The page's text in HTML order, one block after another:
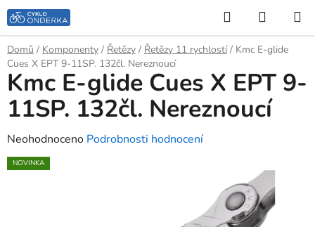
Přejít
na
obsah
Hledat
KOŠÍK
Domů / Komponenty / Řetězy / Řetězy 11 rychlostí / Kmc E-glide
Cues X EPT 9-11SP. 132čl. Nereznoucí
Kmc E-glide Cues X EPT 9-
11SP. 132čl. Nereznoucí
Průměrné
hodnocení
Neohodnoceno Podrobnosti hodnocení
NOVINKA